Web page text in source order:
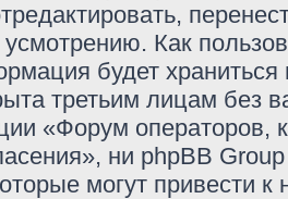
Как
будет
третьим лицам без
«Форум операторов,
ни phpBB
могут привести